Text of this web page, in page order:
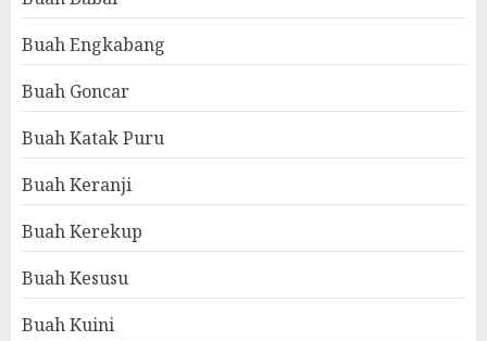
Buah Engkabang
Buah Goncar
Buah Katak Puru
Buah Keranji
Buah Kerekup
Buah Kesusu
Buah Kuini